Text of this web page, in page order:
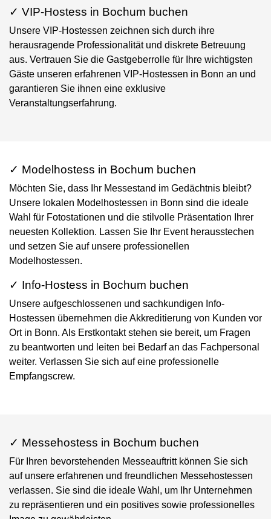
✓ VIP-Hostess in Bochum buchen
Unsere VIP-Hostessen zeichnen sich durch ihre
herausragende Professionalität und diskrete Betreuung
aus. Vertrauen Sie die Gastgeberrolle für Ihre wichtigsten
Gäste unseren erfahrenen VIP-Hostessen in Bonn an und
garantieren Sie ihnen eine exklusive
Veranstaltungserfahrung.
✓ Modelhostess in Bochum buchen
Möchten Sie, dass Ihr Messestand im Gedächtnis bleibt?
Unsere lokalen Modelhostessen in Bonn sind die ideale
Wahl für Fotostationen und die stilvolle Präsentation Ihrer
neuesten Kollektion. Lassen Sie Ihr Event herausstechen
und setzen Sie auf unsere professionellen
Modelhostessen.
✓ Info-Hostess in Bochum buchen
Unsere aufgeschlossenen und sachkundigen Info-
Hostessen übernehmen die Akkreditierung von Kunden vor
Ort in Bonn. Als Erstkontakt stehen sie bereit, um Fragen
zu beantworten und leiten bei Bedarf an das Fachpersonal
weiter. Verlassen Sie sich auf eine professionelle
Empfangscrew.
✓ Messehostess in Bochum buchen
Für Ihren bevorstehenden Messeauftritt können Sie sich
auf unsere erfahrenen und freundlichen Messehostessen
verlassen. Sie sind die ideale Wahl, um Ihr Unternehmen
zu repräsentieren und ein positives sowie professionelles